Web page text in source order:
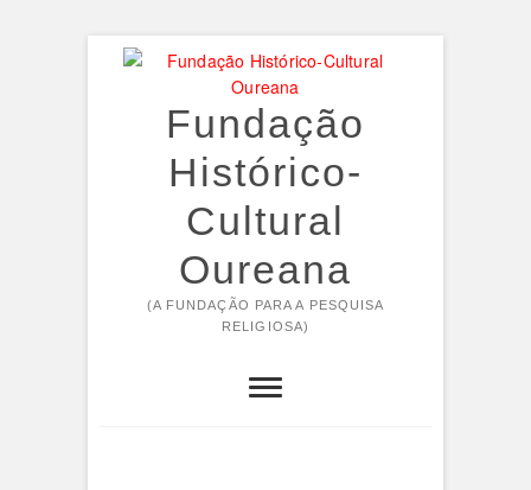
Fundação
Histórico-
Cultural
Oureana
(A FUNDAÇÃO PARA A PESQUISA
RELIGIOSA)